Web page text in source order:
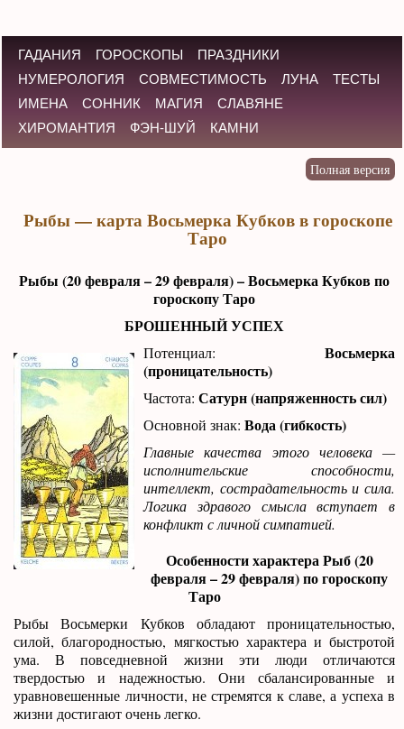
ГАДАНИЯ ГОРОСКОПЫ
ПРАЗДНИКИ
НУМЕРОЛОГИЯ
СОВМЕСТИМОСТЬ ЛУНА
ТЕСТЫ
ИМЕНА
СОННИК МАГИЯ
СЛАВЯНЕ
ХИРОМАНТИЯ
ФЭН-ШУЙ КАМНИ
Рыбы — карта Восьмерка Кубков в гороскопе
Таро
Рыбы (20 февраля – 29 февраля) – Восьмерка Кубков по
гороскопу Таро
БРОШЕННЫЙ УСПЕХ
Потенциал: Восьмерка
(проницательность)
Частота:Сатурн (напряженность сил)
Основной знак:Вода (гибкость)
Главные качества этого человека —
исполнительские способности,
интеллект, сострадательность и сила.
Логика здравого смысла вступает в
конфликт с личной симпатией.
Особенности характера Рыб (20
февраля – 29 февраля) по гороскопу
Таро
Рыбы Восьмерки Кубков обладают проницательностью,
силой, благородностью, мягкостью характера и быстротой
ума. В повседневной жизни эти люди отличаются
твердостью и надежностью. Они сбалансированные и
уравновешенные личности, не стремятся к славе, а успеха в
жизни достигают очень легко.